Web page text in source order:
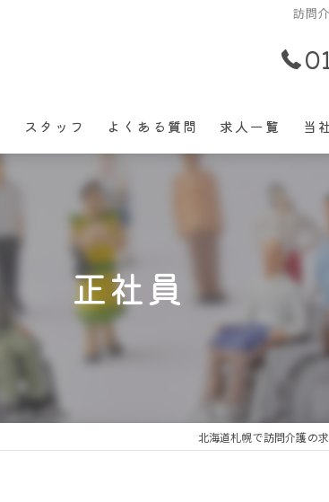
訪問
スタッフ よくある質問 求人一覧 当
正社員
北海道札幌で訪問介護の